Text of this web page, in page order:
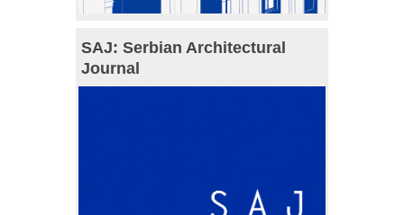
SAJ: Serbian Architectural
Journal